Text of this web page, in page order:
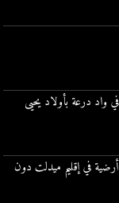
واد درعة بأولاد يحيى
أرضية في إقليم ميدلت دون